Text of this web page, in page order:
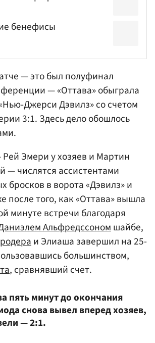
бенефисы
— это был полуфинал
— «Оттава» обыграла
Джерси Дэвилз» со счетом
3:1. Здесь дело обошлось
Эмери у хозяев и Мартин
— числятся ассистентами
бросков в ворота «Дэвилз» и
после того, как «Оттава» вышла
минуте встречи благодаря
Альфредссономшайбе,
и Элиаша завершил на 25-
большинством,
, сравнявший счет.
пять минут до окончания
снова вывел вперед хозяев,
— 2:1.